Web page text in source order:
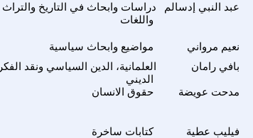
دراسات وابحاث في التاريخ والتراث
واللغات
عبد النبي إدسالم
مواضيع وابحاث سياسية نعيم مرواني
العلمانية، الدين السياسي ونقد الفكر
الديني
بافي رامان
حقوق الانسان مدحت عويضة
كتابات ساخرة فيليب عطية